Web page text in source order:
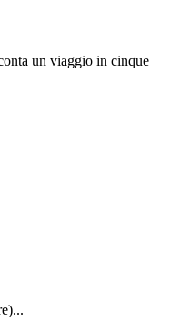
un viaggio in cinque